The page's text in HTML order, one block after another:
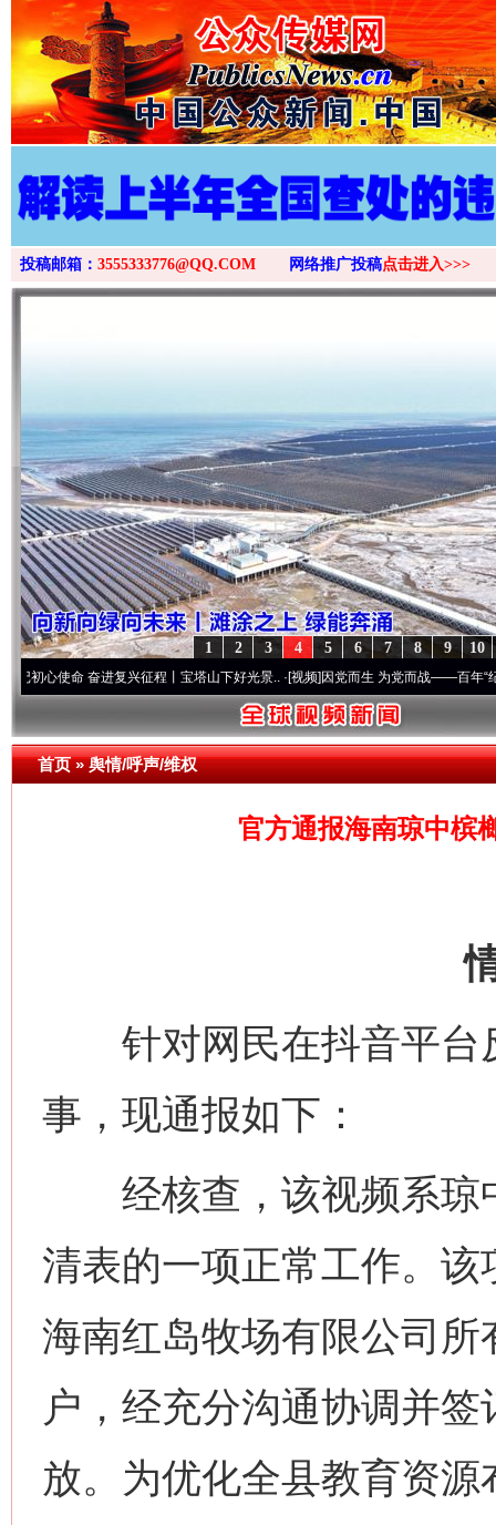
投稿邮箱： 3555333776@QQ.COM 网络推广投稿点击进入>>>
10
9
8
7
6
5
4
3
2
1
进复兴征程丨宝塔山下好光景..·[视频]因党而生 为党而战——百年“纪”事⑧加强纪
首页»舆情/呼声/维权
官方通报海南琼中槟
针对网民在抖音平台
事，现通报如下：
经核查，该视频系琼
清表的一项正常工作。
海南红岛牧场有限公司
户，经充分沟通协调并
放。为优化全县教育资